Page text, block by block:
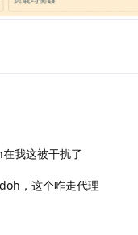
我这被干扰了
，这个咋走代理